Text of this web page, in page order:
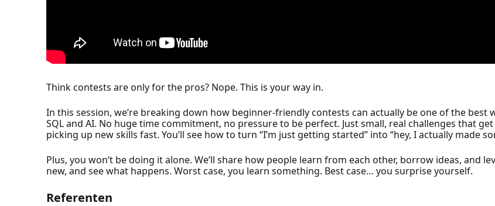
Think contests are only for the pros? Nope. This is your way in.
In this session, we’re breaking down how beginner-friendly contests can actually be one of the best
SQL and AI. No huge time commitment, no pressure to be perfect. Just small, real challenges that
picking up new skills fast. You’ll see how to turn “I’m just getting started” into “hey, I actually made
Plus, you won’t be doing it alone. We’ll share how people learn from each other, borrow ideas, and
new, and see what happens. Worst case, you learn something. Best case… you surprise yourself.
Referenten